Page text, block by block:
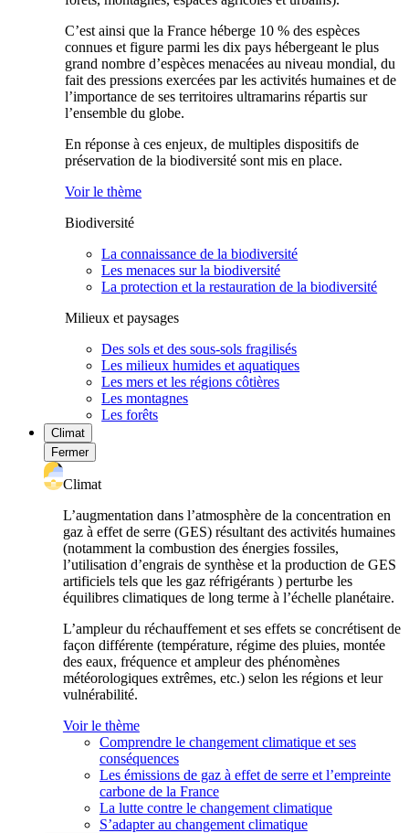
C’est ainsi que la France héberge 10 % des espèces
connues et figure parmi les dix pays hébergeant le plus
grand nombre d’espèces menacées au niveau mondial, du
fait des pressions exercées par les activités humaines et de
l’importance de ses territoires ultramarins répartis sur
l’ensemble du globe.
En réponse à ces enjeux, de multiples dispositifs de
préservation de la biodiversité sont mis en place.
Voir le thème
Biodiversité
La connaissance de la biodiversité
Les menaces sur la biodiversité
La protection et la restauration de la biodiversité
Milieux et paysages
Des sols et des sous-sols fragilisés
Les milieux humides et aquatiques
Les mers et les régions côtières
Les montagnes
Les forêts
Climat
Fermer
Climat
L’augmentation dans l’atmosphère de la concentration en
gaz à effet de serre (GES) résultant des activités humaines
(notamment la combustion des énergies fossiles,
l’utilisation d’engrais de synthèse et la production de GES
artificiels tels que les gaz réfrigérants ) perturbe les
équilibres climatiques de long terme à l’échelle planétaire.
L’ampleur du réchauffement et ses effets se concrétisent de
façon différente (température, régime des pluies, montée
des eaux, fréquence et ampleur des phénomènes
météorologiques extrêmes, etc.) selon les régions et leur
vulnérabilité.
Voir le thème
Comprendre le changement climatique et ses
conséquences
Les émissions de gaz à effet de serre et l’empreinte
carbone de la France
La lutte contre le changement climatique
S’adapter au changement climatique